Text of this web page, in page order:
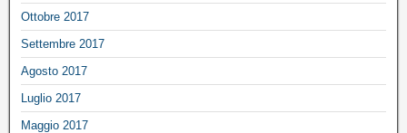
Ottobre 2017
Settembre 2017
Agosto 2017
Luglio 2017
Maggio 2017